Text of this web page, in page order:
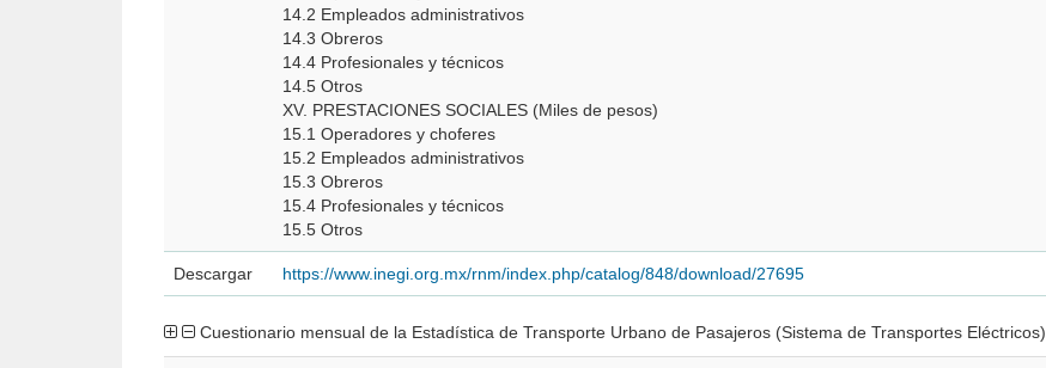
14.2 Empleados administrativos
14.3 Obreros
14.4 Profesionales y técnicos
14.5 Otros
XV. PRESTACIONES SOCIALES (Miles de pesos)
15.1 Operadores y choferes
15.2 Empleados administrativos
15.3 Obreros
15.4 Profesionales y técnicos
15.5 Otros
Descargar https://www.inegi.org.mx/rnm/index.php/catalog/848/download/27695
Cuestionario mensual de la Estadística de Transporte Urbano de Pasajeros (Sistema de Transportes Eléctricos)